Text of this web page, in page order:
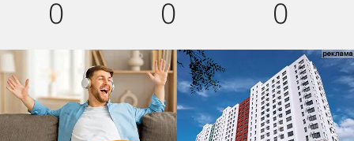
0 0 0